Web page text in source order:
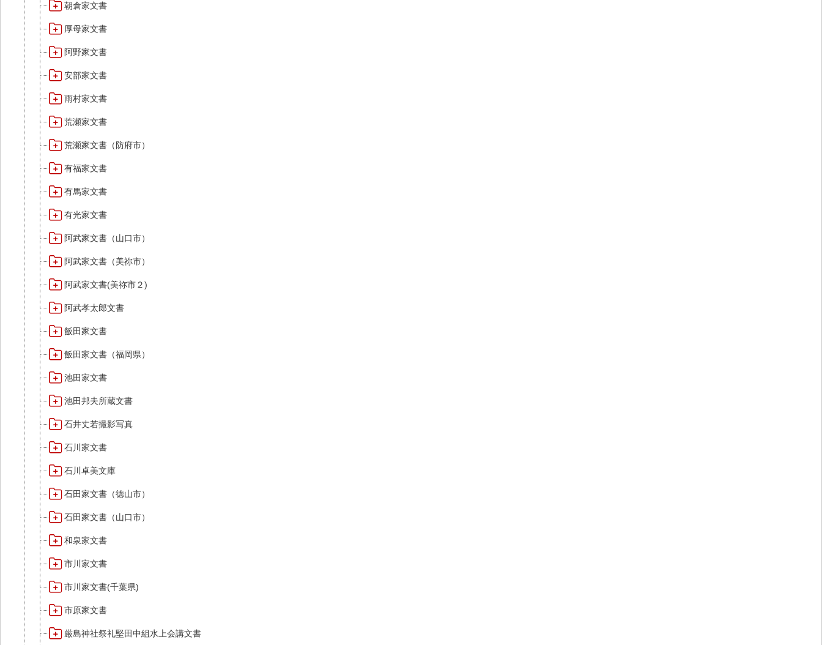
朝倉家文書
厚母家文書
阿野家文書
安部家文書
雨村家文書
荒瀬家文書
荒瀬家文書（防府市）
有福家文書
有馬家文書
有光家文書
阿武家文書（山口市）
阿武家文書（美祢市）
阿武家文書(美祢市２)
阿武孝太郎文書
飯田家文書
飯田家文書（福岡県）
池田家文書
池田邦夫所蔵文書
石井丈若撮影写真
石川家文書
石川卓美文庫
石田家文書（徳山市）
石田家文書（山口市）
和泉家文書
市川家文書
市川家文書(千葉県)
市原家文書
厳島神社祭礼堅田中組水上会講文書